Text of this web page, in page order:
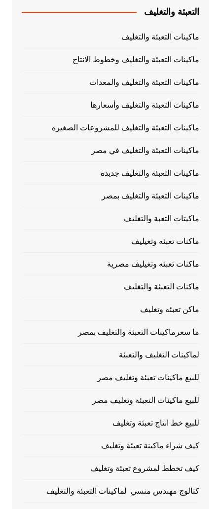
التعبئة والتغليف
ماكينات التعبئة والتغليف
ماكينات التعبئة والتغليف وخطوط الانتاج
ماكينات التعبئة والتغليف والمعدات
ماكينات التعبئة والتغليف وأسعارها
ماكينات التعبئة والتغليف للمشروعات الصغيره
ماكينات التعبئة والتغليف في مصر
ماكينات التعبئة والتغليف جديدة
ماكينات التعبئة والتغليف بمصر
ماكيتات التعبة والتغليف
ماكنات تعبئه وتغيليف
ماكنات تعبئه وتغيليف مصرية
ماكنات التعبئة والتغليف
ماكن تعبئه وتغليف
ما سعرماكينات التعبئة والتغليف بمصر
لماكينات التغليف والتعبئة
للبيع ماكينات تعبئة وتغليف مصر
للبيع ماكينات التعبئة وتغليف مصر
للبيع خط انتاج تعبئة وتغليف
كيف شراء ماكينة تعبئة وتغليف
كيف تخطط لمشروع تعبئة وتغليف
كتالوج مهندس منسي لماكينات التعبئة والتغليف